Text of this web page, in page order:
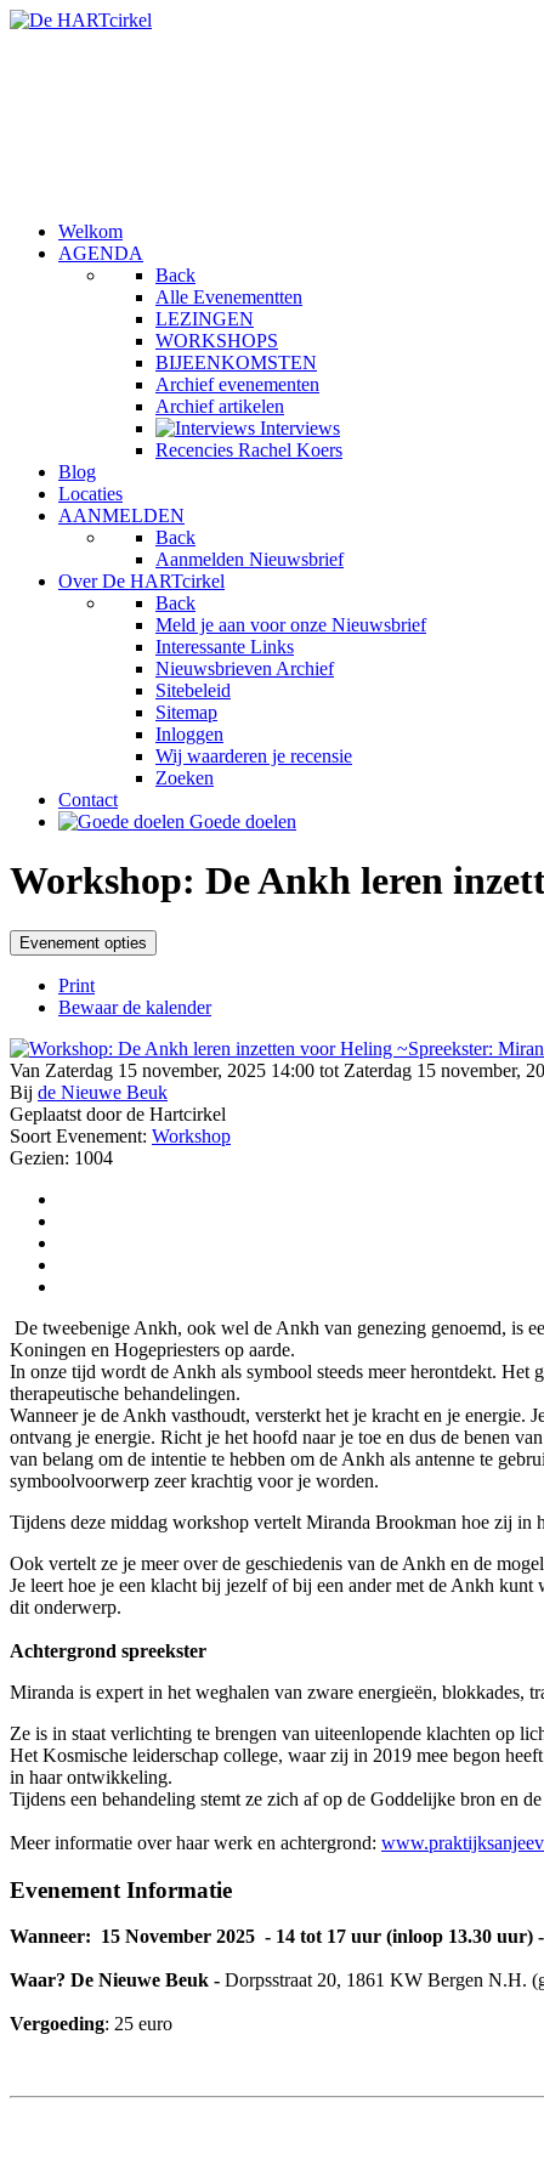
Welkom
AGENDA
Back
Alle Evenementten
LEZINGEN
WORKSHOPS
BIJEENKOMSTEN
Archief evenementen
Archief artikelen
Interviews
Recencies Rachel Koers
Blog
Locaties
AANMELDEN
Back
Aanmelden Nieuwsbrief
Over De HARTcirkel
Back
Meld je aan voor onze Nieuwsbrief
Interessante Links
Nieuwsbrieven Archief
Sitebeleid
Sitemap
Inloggen
Wij waarderen je recensie
Zoeken
Contact
Goede doelen
Workshop: De Ankh leren
Evenement opties
Print
Bewaar de kalender
Van Zaterdag 15 november, 2025 14:00 tot Zaterdag 15 november,
Bij de Nieuwe Beuk
Geplaatst door de Hartcirkel
Soort Evenement: Workshop
Gezien: 1004
De tweebenige Ankh, ook wel de Ankh van genezing genoemd, is
Koningen en Hogepriesters op aarde.
In onze tijd wordt de Ankh als symbool steeds meer herontdekt. Het
therapeutische behandelingen.
Wanneer je de Ankh vasthoudt, versterkt het je kracht en je
ontvang je energie. Richt je het hoofd naar je toe en dus de benen
van belang om de intentie te hebben om de Ankh als antenne te
symboolvoorwerp zeer krachtig voor je worden.
Tijdens deze middag workshop vertelt Miranda Brookman hoe zij in
Ook vertelt ze je meer over de geschiedenis van de Ankh en de
Je leert hoe je een klacht bij jezelf of bij een ander met de Ankh
dit onderwerp.
Achtergrond spreekster
Miranda is expert in het weghalen van zware energieën,
Ze is in staat verlichting te brengen van uiteenlopende klachten op
Het Kosmische leiderschap college, waar zij in 2019 mee begon
in haar ontwikkeling.
Tijdens een behandeling stemt ze zich af op de Goddelijke bron en
Meer informatie over haar werk en achtergrond:
Evenement Informatie
Wanneer: 15 November 2025 - 14 tot 17 uur (inloop 13.30 uur)
Waar? De Nieuwe Beuk - Dorpsstraat 20, 1861 KW Bergen N.H.
Vergoeding: 25 euro